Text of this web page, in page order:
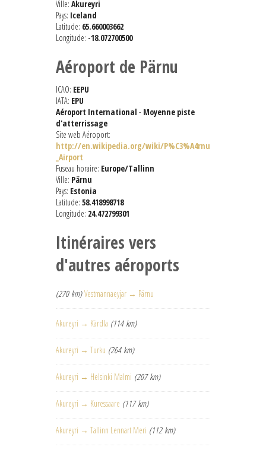
Ville: Akureyri
Pays: Iceland
Latitude: 65.660003662
Longitude: -18.072700500
Aéroport de Pärnu
ICAO: EEPU
IATA: EPU
Aéroport International - Moyenne piste
d'atterrissage
Site web Aéroport:
http://en.wikipedia.org/wiki/P%C3%A4rnu
_Airport
Fuseau horaire: Europe/Tallinn
Ville: Pärnu
Pays: Estonia
Latitude: 58.418998718
Longitude: 24.472799301
Itinéraires vers
d'autres aéroports
(270 km) Vestmannaeyjar → Pärnu
Akureyri → Kärdla (114 km)
Akureyri → Turku (264 km)
Akureyri → Helsinki Malmi (207 km)
Akureyri → Kuressaare (117 km)
Akureyri → Tallinn Lennart Meri (112 km)